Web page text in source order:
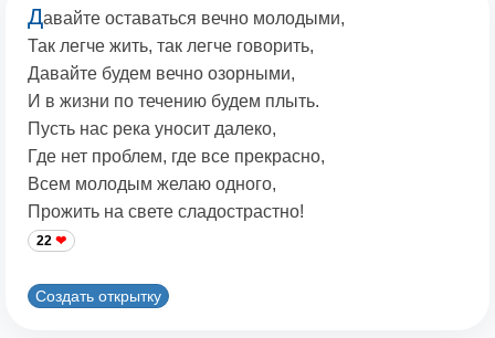
Давайте оставаться вечно молодыми,
Так легче жить, так легче говорить,
Давайте будем вечно озорными,
И в жизни по течению будем плыть.
Пусть нас река уносит далеко,
Где нет проблем, где все прекрасно,
Всем молодым желаю одного,
Прожить на свете сладострастно!
22
Создать открытку